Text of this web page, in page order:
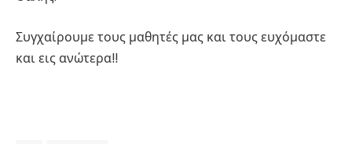
Συγχαίρουμε τους μαθητές μας και τους ευχόμαστε
και εις ανώτερα!!